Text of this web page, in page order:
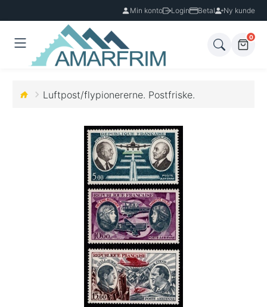
Min konto Login Betal Ny kunde
0
Luftpost/flypionererne. Postfriske.